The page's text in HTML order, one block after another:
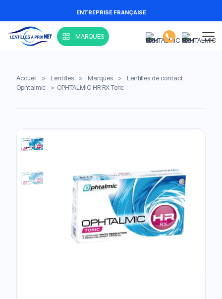
ENTREPRISE FRANÇAISE
MARQUES
Accueil > Lentilles > Marques >
Lentilles de contact
Ophtalmic
> OPHTALMIC HR RX Toric